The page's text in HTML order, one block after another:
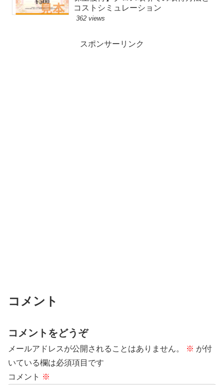
コストシミュレーション
362 views
スポンサーリンク
コメント
コメントをどうぞ
メールアドレスが公開されることはありません。 ※ が付
いている欄は必須項目です
コメント ※